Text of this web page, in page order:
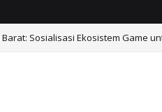
Barat: Sosialisasi Ekosistem Game